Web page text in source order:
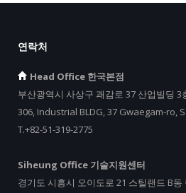
연락처
Head Office 한국본점
부산광역시 사상구 괘감로 37 산업빌딩 3
306, Industrial BLDG, 37 Gwaegam-ro,
T.+82-51-319-2775
Siheung Office 기술지원센터
경기도 시흥시 오이도로 21 스틸랜드 B동